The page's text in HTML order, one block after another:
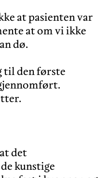
at pasienten var
at om vi ikke
dø.
til den første
det
kunstige